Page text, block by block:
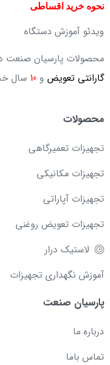
نحوه خرید اقساطی
ویدئو آموزش دستگاه
محصولات پارسیان صنعت
گارانتی تعویض و 10 سال
محصولات
تجهیزات تعمیرگاهی
تجهیزات مکانیکی
تجهیزات آپاراتی
تجهیزات تعویض روغنی
لاستیک درار
آموزش نگهداری تجهیزات
پارسیان صنعت
درباره ما
تماس باما